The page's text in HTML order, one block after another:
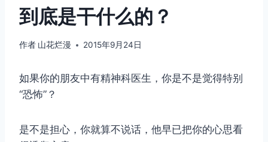
到底是干什么的？
作者 山花烂漫 2015年9月24日
如果你的朋友中有精神科医生，你是不是觉得特别
“恐怖”？
是不是担心，你就算不说话，他早已把你的心思看